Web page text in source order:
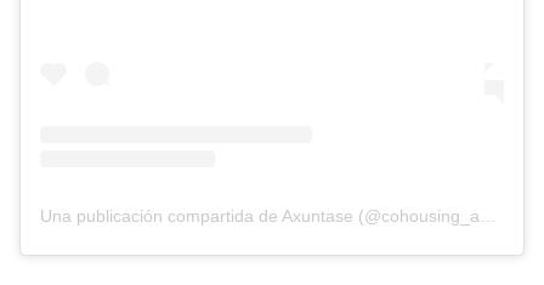
Una publicación compartida de Axuntase (@cohousing_asturias)